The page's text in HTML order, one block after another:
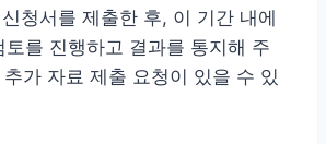
청서를 제출한 후, 이 기간 내에
토를 진행하고 결과를 통지해 주
가 자료 제출 요청이 있을 수 있